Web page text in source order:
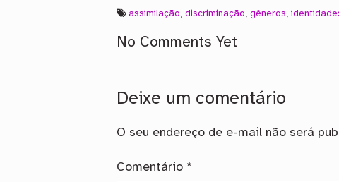
assimilação ,discriminação ,gêneros ,
No Comments Yet
Deixe um comentário
O seu endereço de e-mail não será
Comentário *